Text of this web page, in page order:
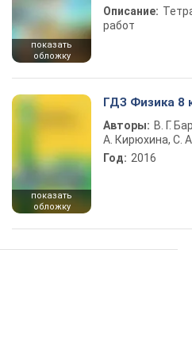
показать
обложку
Описание:
работ
показать
обложку
ГДЗ Физика 8
Авторы: В. Г.
А. Кирюхина, С.
Год: 2016